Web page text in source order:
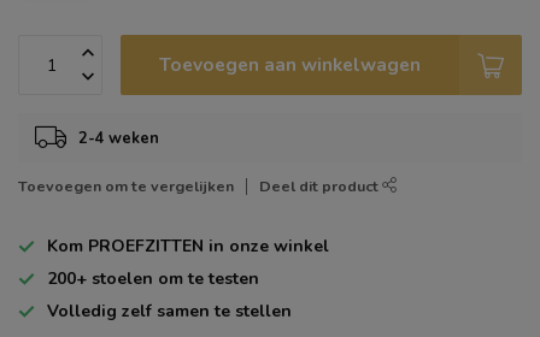
Toevoegen aan winkelwagen
2-4 weken
Toevoegen om te vergelijken Deel dit product
Kom PROEFZITTEN in onze winkel
200+ stoelen om te testen
Volledig zelf samen te stellen